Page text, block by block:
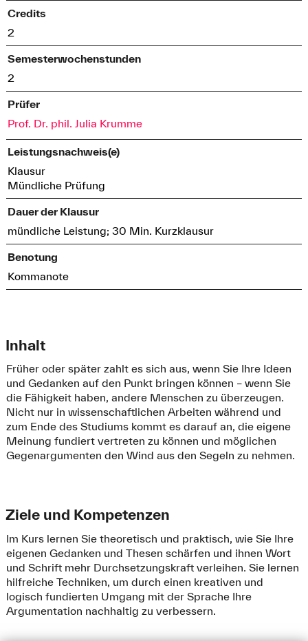
Credits
2
Semesterwochenstunden
2
Prüfer
Prof. Dr. phil. Julia Krumme
Leistungsnachweis(e)
Klausur
Mündliche Prüfung
Dauer der Klausur
mündliche Leistung; 30 Min. Kurzklausur
Benotung
Kommanote
Inhalt
Früher oder später zahlt es sich aus, wenn Sie Ihre Ideen
und Gedanken auf den Punkt bringen können – wenn Sie
die Fähigkeit haben, andere Menschen zu überzeugen.
Nicht nur in wissenschaftlichen Arbeiten während und
zum Ende des Studiums kommt es darauf an, die eigene
Meinung fundiert vertreten zu können und möglichen
Gegenargumenten den Wind aus den Segeln zu nehmen.
Ziele und Kompetenzen
Im Kurs lernen Sie theoretisch und praktisch, wie Sie Ihre
eigenen Gedanken und Thesen schärfen und ihnen Wort
und Schrift mehr Durchsetzungskraft verleihen. Sie lernen
hilfreiche Techniken, um durch einen kreativen und
logisch fundierten Umgang mit der Sprache Ihre
Argumentation nachhaltig zu verbessern.